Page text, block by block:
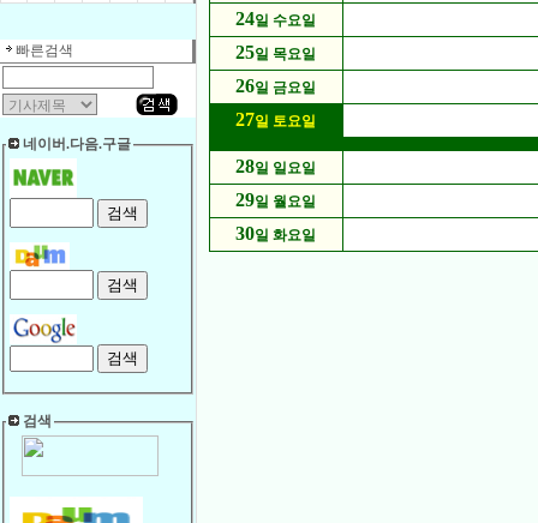
빠른검색
네이버.다음.구글
검색
24일 수요일
25일 목요일
26일 금요일
27일 토요일
28일 일요일
29일 월요일
30일 화요일